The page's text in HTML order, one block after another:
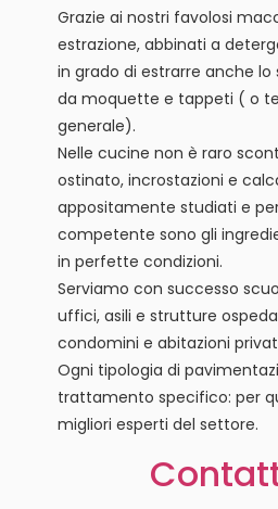
Grazie ai nostri favolosi
estrazione, abbinati a
in grado di estrarre anche
da moquette e tappeti ( o
generale).
Nelle cucine non è raro
ostinato, incrostazioni e
appositamente studiati e
competente sono gli
in perfette condizioni.
Serviamo con successo
uffici, asili e strutture
condomini e abitazioni
Ogni tipologia di
trattamento specifico: per
migliori esperti del settore.